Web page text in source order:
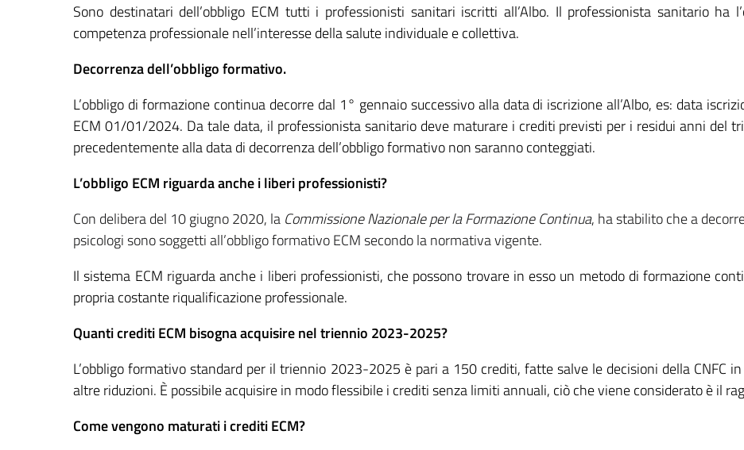
Sono destinatari dell’obbligo ECM tutti i professionisti sanitari iscritti all’Albo. Il professionista sanitario ha
competenza professionale nell’interesse della salute individuale e collettiva.
Decorrenza dell’obbligo formativo.
L’obbligo di formazione continua decorre dal 1° gennaio successivo alla data di iscrizione all’Albo, es: data
ECM 01/01/2024. Da tale data, il professionista sanitario deve maturare i crediti previsti per i residui anni del
precedentemente alla data di decorrenza dell’obbligo formativo non saranno conteggiati.
L’obbligo ECM riguarda anche i liberi professionisti?
Con delibera del 10 giugno 2020, la Commissione Nazionale per la Formazione Continua, ha stabilito che a
psicologi sono soggetti all’obbligo formativo ECM secondo la normativa vigente.
Il sistema ECM riguarda anche i liberi professionisti, che possono trovare in esso un metodo di formazione
propria costante riqualificazione professionale.
Quanti crediti ECM bisogna acquisire nel triennio 2023-2025?
L’obbligo formativo standard per il triennio 2023-2025 è pari a 150 crediti, fatte salve le decisioni della CNFC
altre riduzioni. È possibile acquisire in modo flessibile i crediti senza limiti annuali, ciò che viene considerato è il
Come vengono maturati i crediti ECM?